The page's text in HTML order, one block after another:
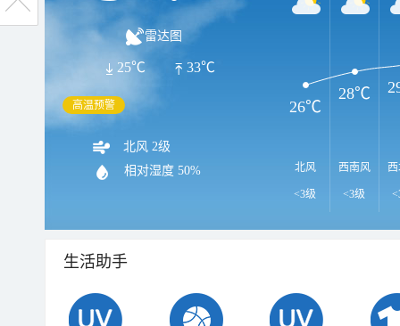
雷达图
33℃
25℃
高温预警
北风 2级
相对湿度 50% 北风
<3级
西南风
<3级
26℃
28℃
生活助手